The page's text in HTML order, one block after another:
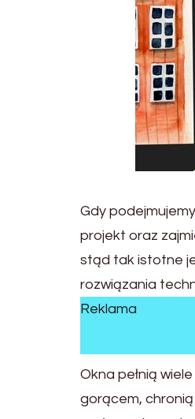
Gdy
projekt oraz
stąd tak istotne
rozwiązania
Reklama
Okna pełnią
gorącem,